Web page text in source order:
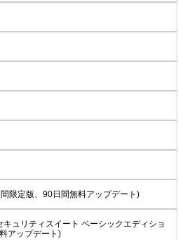
限定版、90日間無料アップデート)
ュリティスイート ベーシックエディショ
アップデート)